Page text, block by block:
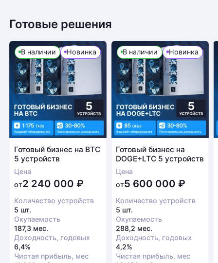
Возврат товара
Для того, чтобы оформить возврат товара, клиенту
необходимо связаться с менеджером, который
оформлял покупку. Возврат товара производится
в соответствии с регламентом Компании после
проверки оборудования
Есть вопрос?
Заполните форму и мы свяжемся с вами в
ближайшее время
Заказать звонок
Готовые решения
В наличии Новинка
Готовый бизнес на BTC
5 устройств
Цена
от2 240 000 ₽
Количество устройств
5 шт.
Окупаемость
187,3 мес.
Доходность, годовых
6,4%
Чистая прибыль, мес
В наличии Новинка
Готовый бизнес на
DOGE+LTC 5 устройств
Цена
от5 600 000₽
Количество устройств
5 шт.
Окупаемость
288,2 мес.
Доходность, годовых
4,2%
Чистая прибыль, мес